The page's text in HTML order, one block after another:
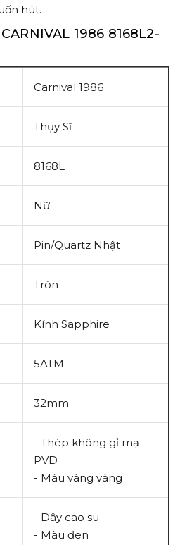
hút.
1986 8168L2-
Carnival 1986
Thụy Sĩ
8168L
Nữ
Pin/Quartz Nhật
Tròn
Kính Sapphire
5ATM
32mm
- Thép không gỉ mạ
PVD
- Màu vàng vàng
- Dây cao su
- Màu đen